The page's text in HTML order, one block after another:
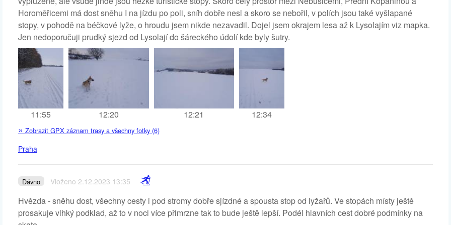
Horoměřicemi má dost sněhu I na jízdu po poli, sníh dobře nesl a skoro se nebořil, v polích jsou také vyšlapané
stopy, v pohodě na béčkové lyže, o hroudu jsem nikde nezavadil. Dojel jsem okrajem lesa až k Lysolajím viz mapka.
Jen nedoporučuji prudký sjezd od Lysolají do šáreckého údolí kde byly šutry.
11:55 12:20 12:21 12:34
» Zobrazit GPX záznam trasy a všechny fotky (6)
Praha
Dávno Vloženo 2.12.2023 13:35
Hvězda - sněhu dost, všechny cesty i pod stromy dobře sjízdné a spousta stop od lyžařů. Ve stopách místy ještě
prosakuje vlhký podklad, až to v noci více přimrzne tak to bude ještě lepší. Podél hlavních cest dobré podmínky na